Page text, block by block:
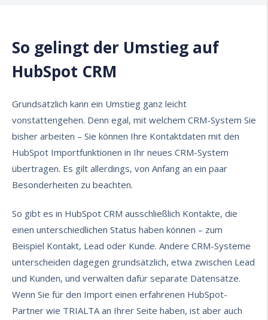
So gelingt der Umstieg auf
HubSpot CRM
Grundsätzlich kann ein Umstieg ganz leicht
vonstattengehen. Denn egal, mit welchem CRM-System Sie
bisher arbeiten – Sie können Ihre Kontaktdaten mit den
HubSpot Importfunktionen in Ihr neues CRM-System
übertragen. Es gilt allerdings, von Anfang an ein paar
Besonderheiten zu beachten.
So gibt es in HubSpot CRM ausschließlich Kontakte, die
einen unterschiedlichen Status haben können – zum
Beispiel Kontakt, Lead oder Kunde. Andere CRM-Systeme
unterscheiden dagegen grundsätzlich, etwa zwischen Lead
und Kunden, und verwalten dafür separate Datensätze.
Wenn Sie für den Import einen erfahrenen HubSpot-
Partner wie TRIALTA an Ihrer Seite haben, ist aber auch